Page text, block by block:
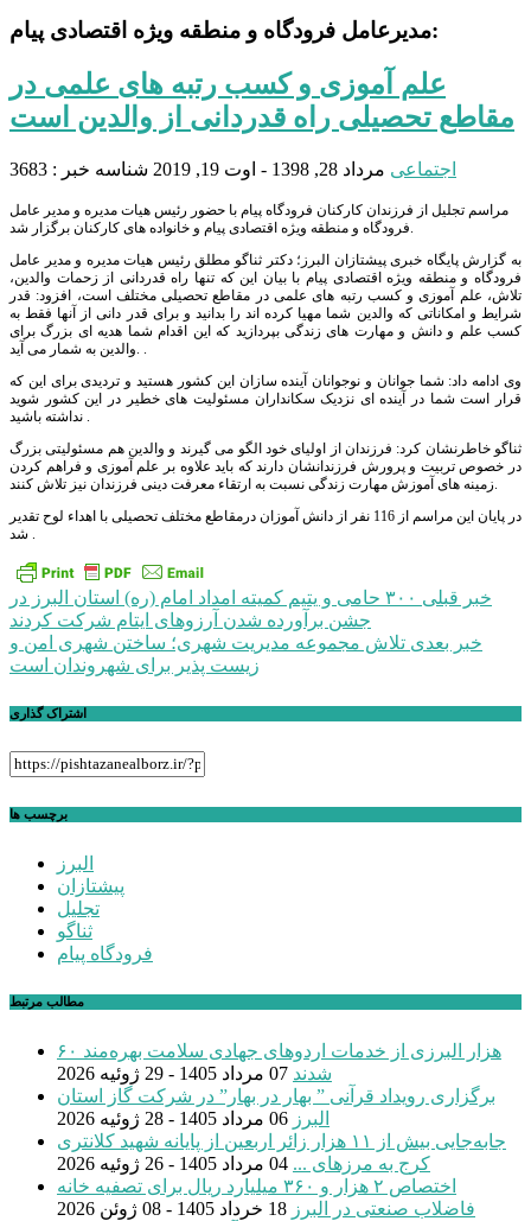
مدیرعامل فرودگاه و منطقه ویژه اقتصادی پیام:
علم آموزی و كسب رتبه های علمی در
مقاطع تحصیلی راه قدردانی از والدین است
اجتماعی مرداد 28, 1398 - اوت 19, 2019 شناسه خبر : 3683
مراسم تجلیل از فرزندان کارکنان فرودگاه پیام با حضور رئیس هیات مدیره و مدیر عامل
فرودگاه و منطقه ویژه اقتصادی پیام و خانواده های کارکنان برگزار شد.
به گزارش پایگاه خبری پیشتازان البرز؛ دکتر ثناگو مطلق رئیس هیات مدیره و مدیر عامل
فرودگاه و منطقه ویژه اقتصادی پیام با بیان این که تنها راه قدردانی از زحمات والدین،
تلاش، علم آموزی و کسب رتبه های علمی در مقاطع تحصیلی مختلف است، افزود: قدر
شرایط و امکاناتی که والدین شما مهیا کرده اند را بدانید و برای قدر دانی از آنها فقط به
کسب علم و دانش و مهارت های زندگی بپردازید که این اقدام شما هدیه ای بزرگ برای
والدین به شمار می آید. .
وی ادامه داد: شما جوانان و نوجوانان آینده سازان این کشور هستید و تردیدی برای این که
قرار است شما در آینده ای نزدیک سکانداران مسئولیت های خطیر در این کشور شوید
نداشته باشید .
ثناگو خاطرنشان کرد: فرزندان از اولیای خود الگو می گیرند و والدین هم مسئولیتی بزرگ
در خصوص تربیت و پرورش فرزندانشان دارند که باید علاوه بر علم آموزی و فراهم کردن
زمینه های آموزش مهارت زندگی نسبت به ارتقاء معرفت دینی فرزندان نیز تلاش کنند.
در پایان این مراسم از 116 نفر از دانش آموزان درمقاطع مختلف تحصیلی با اهداء لوح تقدیر
شد .
راهبری
نوشته
خبر قبلی
۳۰۰ حامی و یتیم کمیته امداد امام (ره) استان البرز در
جشن برآورده شدن آرزوهای ایتام شرکت کردند
خبر بعدی تلاش مجموعه مدیریت شهری؛ ساختن شهری امن و
زیست پذیر برای شهروندان است
اشتراک گذاری
برچسب ها
البرز
پیشتازان
تجلیل
ثناگو
فرودگاه پیام
مطالب مرتبط
۶۰ هزار البرزی از خدمات اردوهای جهادی سلامت بهره‌مند
شدند 07 مرداد 1405 - 29 ژوئیه 2026
برگزاری رویداد قرآنی ” بهار در بهار” در شرکت گاز استان
البرز 06 مرداد 1405 - 28 ژوئیه 2026
جابه‌جایی بیش از ۱۱ هزار زائر اربعین از پایانه شهید کلانتری
کرج به مرزهای ... 04 مرداد 1405 - 26 ژوئیه 2026
اختصاص ۲ هزار و ۳۶۰ میلیارد ریال برای تصفیه خانه
فاضلاب صنعتی در البرز 18 خرداد 1405 - 08 ژوئن 2026